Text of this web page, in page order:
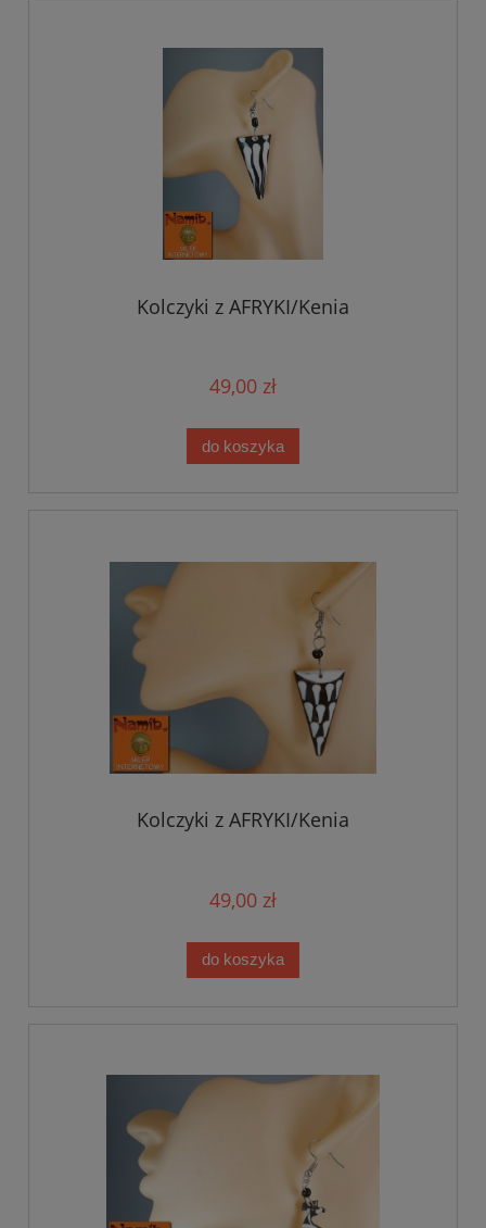
Kolczyki z AFRYKI/Kenia
49,00 zł
do koszyka
Kolczyki z AFRYKI/Kenia
49,00 zł
do koszyka